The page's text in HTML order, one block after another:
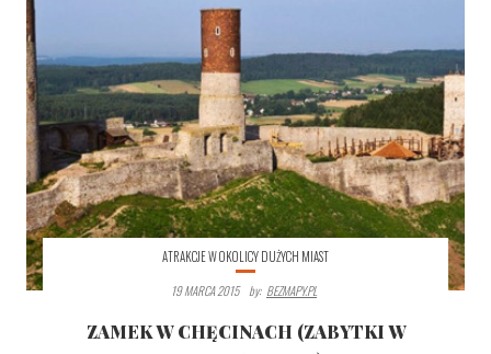
ATRAKCJE W OKOLICY DUŻYCH MIAST
19 MARCA 2015 By: BEZMAPY.PL
ZAMEK W CHĘCINACH (ZABYTKI W